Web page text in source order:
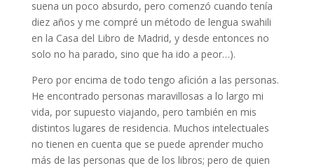
suena un poco absurdo, pero comenzó cuando tenía
diez años y me compré un método de lengua swahili
en la Casa del Libro de Madrid, y desde entonces no
solo no ha parado, sino que ha ido a peor…).
Pero por encima de todo tengo afición a las personas.
He encontrado personas maravillosas a lo largo mi
vida, por supuesto viajando, pero también en mis
distintos lugares de residencia. Muchos intelectuales
no tienen en cuenta que se puede aprender mucho
más de las personas que de los libros; pero de quien